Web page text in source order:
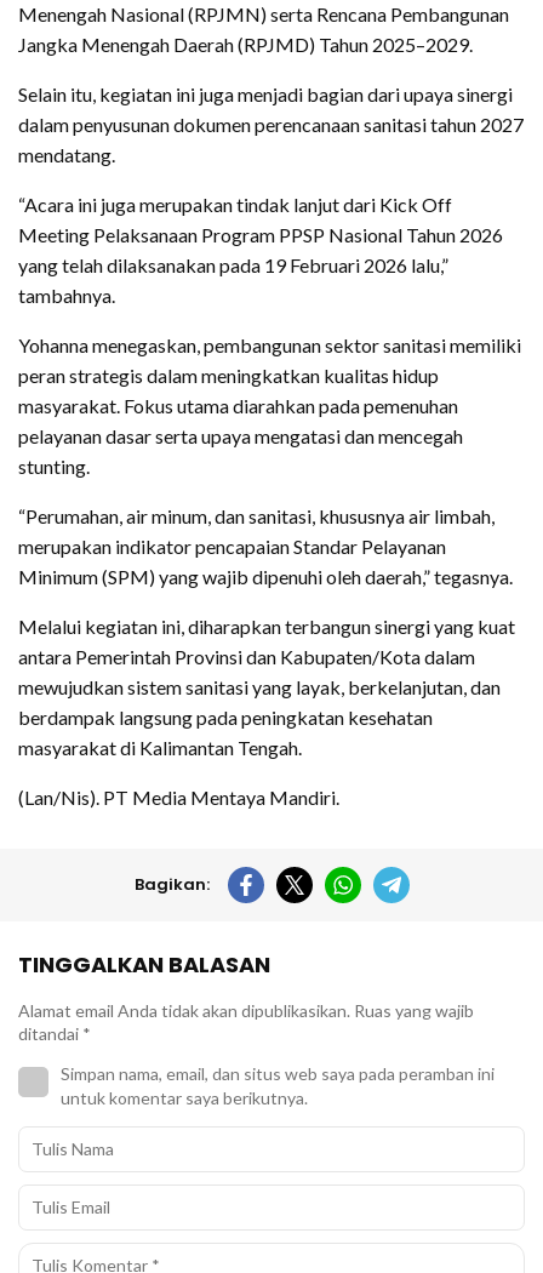
Menengah Nasional (RPJMN) serta Rencana Pembangunan
Jangka Menengah Daerah (RPJMD) Tahun 2025–2029.
Selain itu, kegiatan ini juga menjadi bagian dari upaya sinergi
dalam penyusunan dokumen perencanaan sanitasi tahun 2027
mendatang.
“Acara ini juga merupakan tindak lanjut dari Kick Off
Meeting Pelaksanaan Program PPSP Nasional Tahun 2026
yang telah dilaksanakan pada 19 Februari 2026 lalu,”
tambahnya.
Yohanna menegaskan, pembangunan sektor sanitasi memiliki
peran strategis dalam meningkatkan kualitas hidup
masyarakat. Fokus utama diarahkan pada pemenuhan
pelayanan dasar serta upaya mengatasi dan mencegah
stunting.
“Perumahan, air minum, dan sanitasi, khususnya air limbah,
merupakan indikator pencapaian Standar Pelayanan
Minimum (SPM) yang wajib dipenuhi oleh daerah,” tegasnya.
Melalui kegiatan ini, diharapkan terbangun sinergi yang kuat
antara Pemerintah Provinsi dan Kabupaten/Kota dalam
mewujudkan sistem sanitasi yang layak, berkelanjutan, dan
berdampak langsung pada peningkatan kesehatan
masyarakat di Kalimantan Tengah.
(Lan/Nis). PT Media Mentaya Mandiri.
Bagikan:
TINGGALKAN BALASAN
Alamat email Anda tidak akan dipublikasikan. Ruas yang wajib
ditandai *
Simpan nama, email, dan situs web saya pada peramban ini
untuk komentar saya berikutnya.